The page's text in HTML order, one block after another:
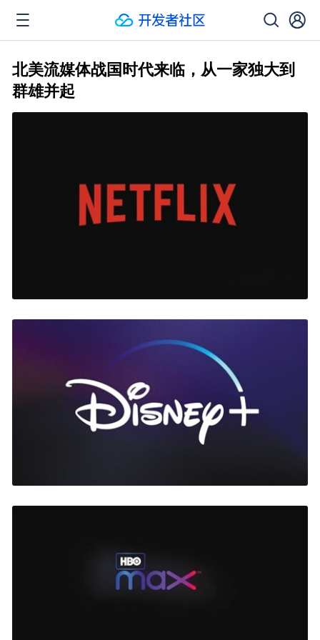
北美流媒体战国时代来临，从一家独大到
群雄并起